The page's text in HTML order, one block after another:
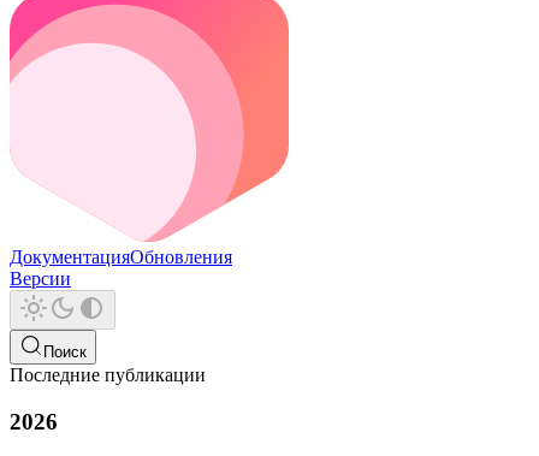
ДокументацияОбновления
Версии
Поиск
Последние публикации
2026